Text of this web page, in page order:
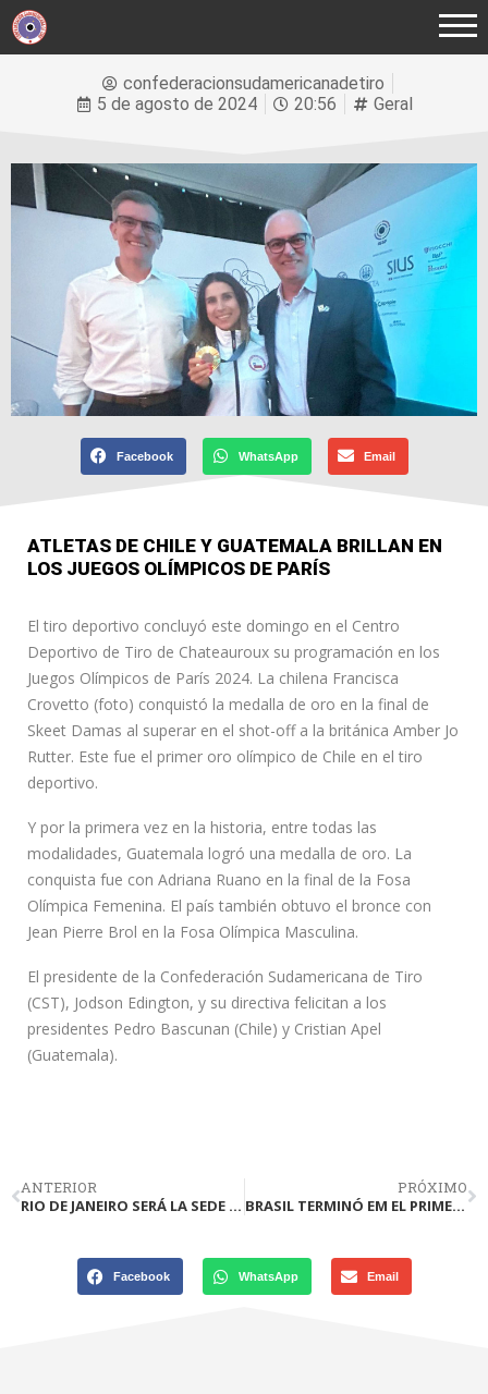
confederacionsudamericanadetiro
5 de agosto de 2024
20:56 Geral
Facebook WhatsApp Email
ATLETAS DE CHILE Y GUATEMALA BRILLAN EN
LOS JUEGOS OLÍMPICOS DE PARÍS
El tiro deportivo concluyó este domingo en el Centro
Deportivo de Tiro de Chateauroux su programación en los
Juegos Olímpicos de París 2024. La chilena Francisca
Crovetto (foto) conquistó la medalla de oro en la final de
Skeet Damas al superar en el shot-off a la británica Amber Jo
Rutter. Este fue el primer oro olímpico de Chile en el tiro
deportivo.
Y por la primera vez en la historia, entre todas las
modalidades, Guatemala logró una medalla de oro. La
conquista fue con Adriana Ruano en la final de la Fosa
Olímpica Femenina. El país también obtuvo el bronce con
Jean Pierre Brol en la Fosa Olímpica Masculina.
El presidente de la Confederación Sudamericana de Tiro
(CST), Jodson Edington, y su directiva felicitan a los
presidentes Pedro Bascunan (Chile) y Cristian Apel
(Guatemala).
ANTERIOR
RIO DE JANEIRO SERÁ LA SEDE DEL ÚLTIMO SELECTIVO OLÍMPICO DE RIFLE Y PISTOLA
PRÓXIMO
BRASIL TERMINÓ EM EL PRIMER LUGAR DEL MEDALLERO DEL SUDAMERICANO DE LIMA
Facebook WhatsApp Email